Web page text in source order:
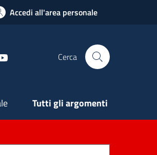
Accedi all'area personale
Cerca
Tutti gli argomenti